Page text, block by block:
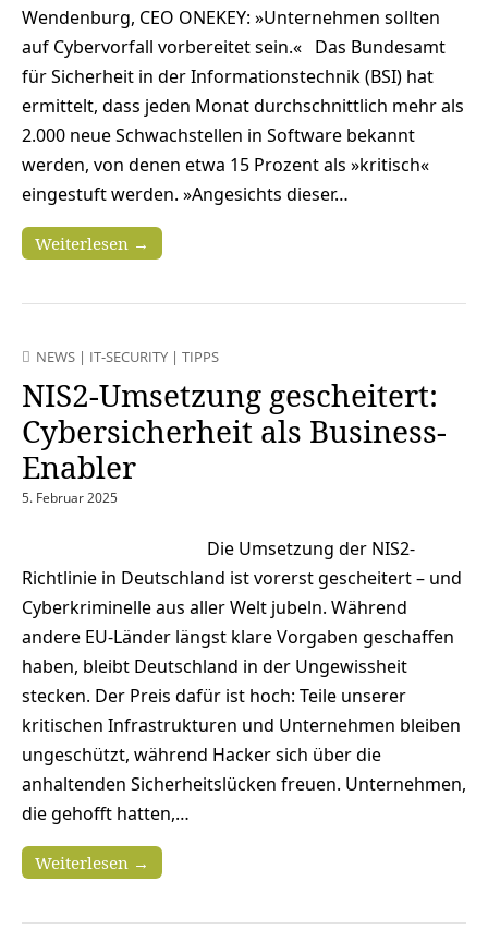
Wendenburg, CEO ONEKEY: »Unternehmen sollten
auf Cybervorfall vorbereitet sein.« Das Bundesamt
für Sicherheit in der Informationstechnik (BSI) hat
ermittelt, dass jeden Monat durchschnittlich mehr als
2.000 neue Schwachstellen in Software bekannt
werden, von denen etwa 15 Prozent als »kritisch«
eingestuft werden. »Angesichts dieser…
Weiterlesen →
NEWS | IT-SECURITY | TIPPS
NIS2-Umsetzung gescheitert:
Cybersicherheit als Business-
Enabler
5. Februar 2025
Die Umsetzung der NIS2-
Richtlinie in Deutschland ist vorerst gescheitert – und
Cyberkriminelle aus aller Welt jubeln. Während
andere EU-Länder längst klare Vorgaben geschaffen
haben, bleibt Deutschland in der Ungewissheit
stecken. Der Preis dafür ist hoch: Teile unserer
kritischen Infrastrukturen und Unternehmen bleiben
ungeschützt, während Hacker sich über die
anhaltenden Sicherheitslücken freuen. Unternehmen,
die gehofft hatten,…
Weiterlesen →